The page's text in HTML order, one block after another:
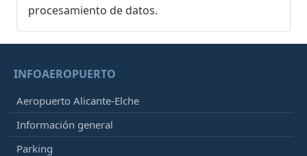
procesamiento de datos.
INFOAEROPUERTO
Aeropuerto Alicante-Elche
Información general
Parking